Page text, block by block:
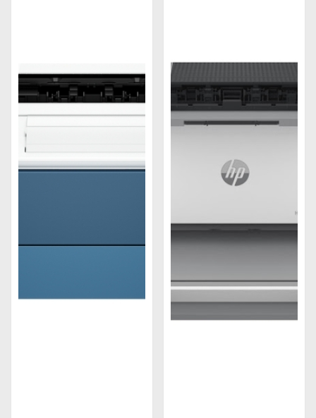
Máy in laser màu HP
Sử dụng công nghệ laser để tạo ra các bản in chất
lượng cao, sắc nét và bền màu, máy in laser màu
HP thường có tốc độ in nhanh, khả năng tiết kiệm
cao. Máy in phun màu HP thường có khả năng in ấn
đa dạng, từ giấy thường đến giấy ảnh, decal,…